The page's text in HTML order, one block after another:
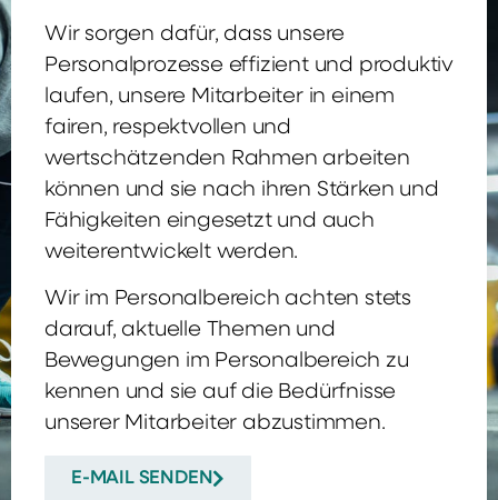
Wir sorgen dafür, dass unsere
Personalprozesse effizient und produktiv
laufen, unsere Mitarbeiter in einem
fairen, respektvollen und
wertschätzenden Rahmen arbeiten
können und sie nach ihren Stärken und
Fähigkeiten eingesetzt und auch
weiterentwickelt werden.
Wir im Personalbereich achten stets
darauf, aktuelle Themen und
Bewegungen im Personalbereich zu
kennen und sie auf die Bedürfnisse
unserer Mitarbeiter abzustimmen.
E-MAIL SENDEN